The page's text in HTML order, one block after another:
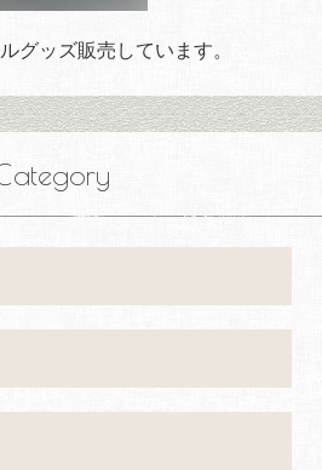
グッズ販売しています。